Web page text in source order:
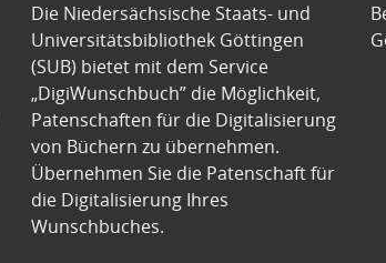
Die Niedersächsische Staats- und
Universitätsbibliothek Göttingen
(SUB) bietet mit dem Service
„DigiWunschbuch” die Möglichkeit,
Patenschaften für die Digitalisierung
von Büchern zu übernehmen.
Übernehmen Sie die Patenschaft für
die Digitalisierung Ihres
Wunschbuches.